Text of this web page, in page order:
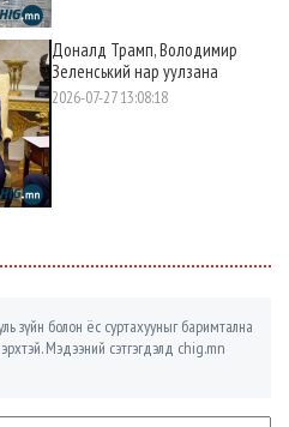
Доналд Трамп, Володимир
Зеленський нар уулзана
2026-07-27 13:08:18
зүйн болон ёс суртахууныг баримтална
Мэдээний сэтгэгдэлд chig.mn